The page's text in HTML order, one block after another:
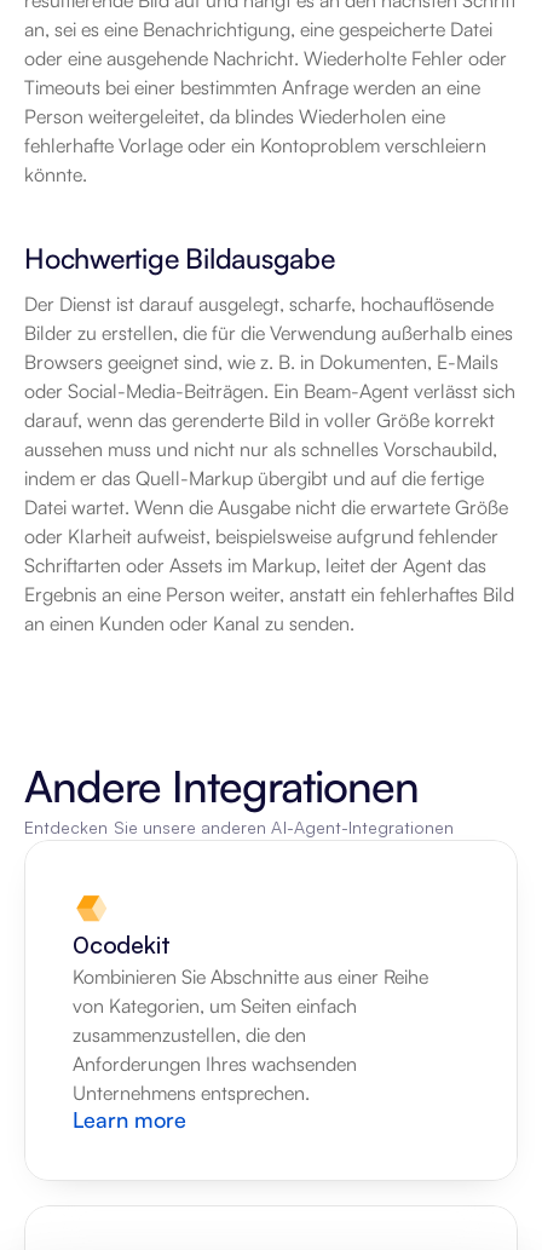
an, sei es eine Benachrichtigung, eine gespeicherte Datei
oder eine ausgehende Nachricht. Wiederholte Fehler oder
Timeouts bei einer bestimmten Anfrage werden an eine
Person weitergeleitet, da blindes Wiederholen eine
fehlerhafte Vorlage oder ein Kontoproblem verschleiern
könnte.
Hochwertige Bildausgabe
Der Dienst ist darauf ausgelegt, scharfe, hochauflösende
Bilder zu erstellen, die für die Verwendung außerhalb eines
Browsers geeignet sind, wie z. B. in Dokumenten, E-Mails
oder Social-Media-Beiträgen. Ein Beam-Agent verlässt sich
darauf, wenn das gerenderte Bild in voller Größe korrekt
aussehen muss und nicht nur als schnelles Vorschaubild,
indem er das Quell-Markup übergibt und auf die fertige
Datei wartet. Wenn die Ausgabe nicht die erwartete Größe
oder Klarheit aufweist, beispielsweise aufgrund fehlender
Schriftarten oder Assets im Markup, leitet der Agent das
Ergebnis an eine Person weiter, anstatt ein fehlerhaftes Bild
an einen Kunden oder Kanal zu senden.
Andere Integrationen
Entdecken Sie unsere anderen AI-Agent-Integrationen
0codekit
Kombinieren Sie Abschnitte aus einer Reihe
von Kategorien, um Seiten einfach
zusammenzustellen, die den
Anforderungen Ihres wachsenden
Unternehmens entsprechen.
Learn more